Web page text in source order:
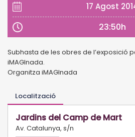
17 Agost
23:50h
Subhasta de les obres de l’exposició
iMAGInada.
Organitza iMAGInada
Localització
Jardins del Camp de Mart
Av. Catalunya, s/n